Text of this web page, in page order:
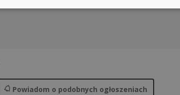
Powiadom o podobnych ogłoszeniach